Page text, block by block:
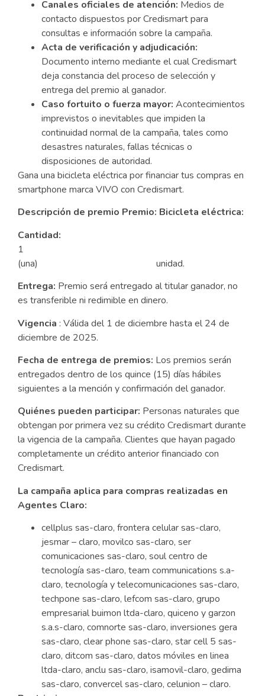
Canales oficiales de atención: Medios de
contacto dispuestos por Credismart para
consultas e información sobre la campaña.
Acta de verificación y adjudicación:
Documento interno mediante el cual Credismart
deja constancia del proceso de selección y
entrega del premio al ganador.
Caso fortuito o fuerza mayor: Acontecimientos
imprevistos o inevitables que impiden la
continuidad normal de la campaña, tales como
desastres naturales, fallas técnicas o
disposiciones de autoridad.
Gana una bicicleta eléctrica por financiar tus compras en
smartphone marca VIVO con Credismart.
Descripción de premio Premio: Bicicleta eléctrica:
Cantidad:
1
(una) unidad.
Entrega: Premio será entregado al titular ganador, no
es transferible ni redimible en dinero.
Vigencia : Válida del 1 de diciembre hasta el 24 de
diciembre de 2025.
Fecha de entrega de premios: Los premios serán
entregados dentro de los quince (15) días hábiles
siguientes a la mención y confirmación del ganador.
Quiénes pueden participar: Personas naturales que
obtengan por primera vez su crédito Credismart durante
la vigencia de la campaña. Clientes que hayan pagado
completamente un crédito anterior financiado con
Credismart.
La campaña aplica para compras realizadas en
Agentes Claro:
cellplus sas-claro, frontera celular sas-claro,
jesmar – claro, movilco sas-claro, ser
comunicaciones sas-claro, soul centro de
tecnología sas-claro, team communications s.a-
claro, tecnología y telecomunicaciones sas-claro,
techpone sas-claro, lefcom sas-claro, grupo
empresarial buimon ltda-claro, quiceno y garzon
s.a.s-claro, comnorte sas-claro, inversiones gera
sas-claro, clear phone sas-claro, star cell 5 sas-
claro, ditcom sas-claro, datos móviles en linea
ltda-claro, anclu sas-claro, isamovil-claro, gedima
sas-claro, convercel sas-claro, celunion – claro.